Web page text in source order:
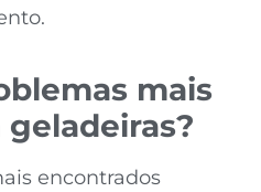
mais
encontrados